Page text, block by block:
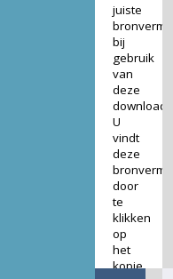
juiste
bij
gebruik
van
deze
download.
U
vindt
deze
door
te
klikken
op
het
kopje